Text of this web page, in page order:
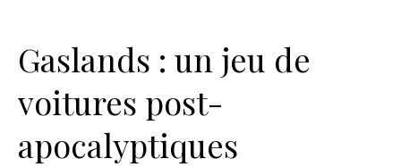
Gaslands : un jeu de
voitures post-
apocalyptiques